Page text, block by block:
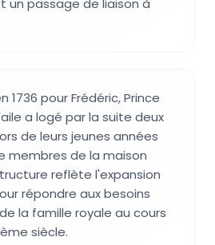
un passage de liaison à
1736 pour Frédéric, Prince
a logé par la suite deux
de leurs jeunes années
membres de la maison
reflète l'expansion
répondre aux besoins
la famille royale au cours
siècle.